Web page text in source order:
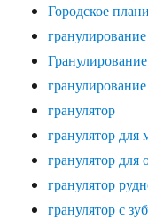
Городское
гранулятор
гранулятор
гранулятор для
гранулятор
гранулятор с